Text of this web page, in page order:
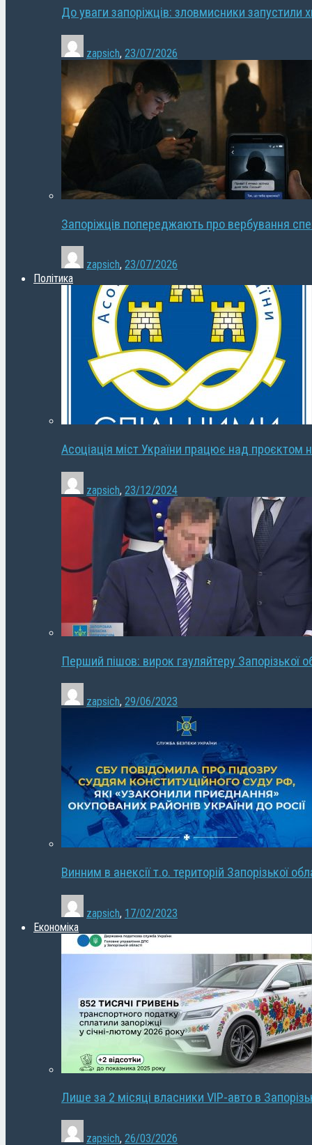
До уваги запоріжців: зловмисники запустили
zapsich, 23/07/2026
Запоріжців попереджають про вербування
zapsich, 23/07/2026
Політика
Асоціація міст України працює над проєктом
zapsich, 23/12/2024
Перший пішов: вирок гауляйтеру Запорізької
zapsich, 29/06/2023
Винним в анексії т.о. територій Запорізької
zapsich, 17/02/2023
Економіка
Лише за 2 місяці власники VIP-авто в
zapsich, 26/03/2026